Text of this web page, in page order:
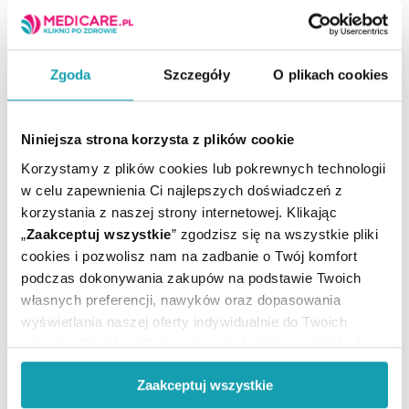
Zgoda Szczegóły O plikach cookies
Niniejsza strona korzysta z plików cookie
Korzystamy z plików cookies lub pokrewnych technologii
w celu zapewnienia Ci najlepszych doświadczeń z
korzystania z naszej strony internetowej. Klikając
„Zaakceptuj wszystkie” zgodzisz się na wszystkie pliki
cookies i pozwolisz nam na zadbanie o Twój komfort
podczas dokonywania zakupów na podstawie Twoich
własnych preferencji, nawyków oraz dopasowania
wyświetlania naszej oferty indywidualnie do Twoich
potrzeb. Część z plików jest nam dodatkowo niezbędna
do prawidłowego działania Portalu oraz jego
funkcjonalności. W zależności od funkcji, dane o tym jak
Zaakceptuj wszystkie
To jest lek. Dla bezpieczeństwa stosuj go zgodnie z
ulotką dołączoną do opakowania. Nie przekraczaj
maksymalnej dawki leku. W przypadku wątpliwości
skonsultuj się z lekarzem lub farmaceutą.
Rejestracja produktu:
Lek bez recepty
Producent / Podmiot
odpowiedzialny:
POLFARMEX
Postać:
Syrop
Przechowywanie:
Temperatura
pokojowa